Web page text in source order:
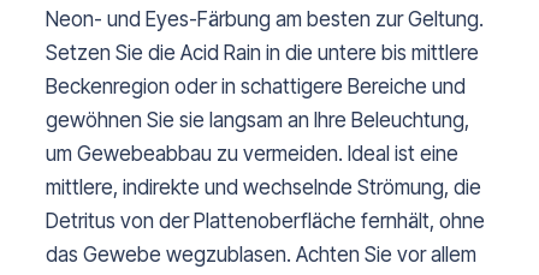
Neon- und Eyes-Färbung am besten zur Geltung.
Setzen Sie die Acid Rain in die untere bis mittlere
Beckenregion oder in schattigere Bereiche und
gewöhnen Sie sie langsam an Ihre Beleuchtung,
um Gewebeabbau zu vermeiden. Ideal ist eine
mittlere, indirekte und wechselnde Strömung, die
Detritus von der Plattenoberfläche fernhält, ohne
das Gewebe wegzublasen. Achten Sie vor allem